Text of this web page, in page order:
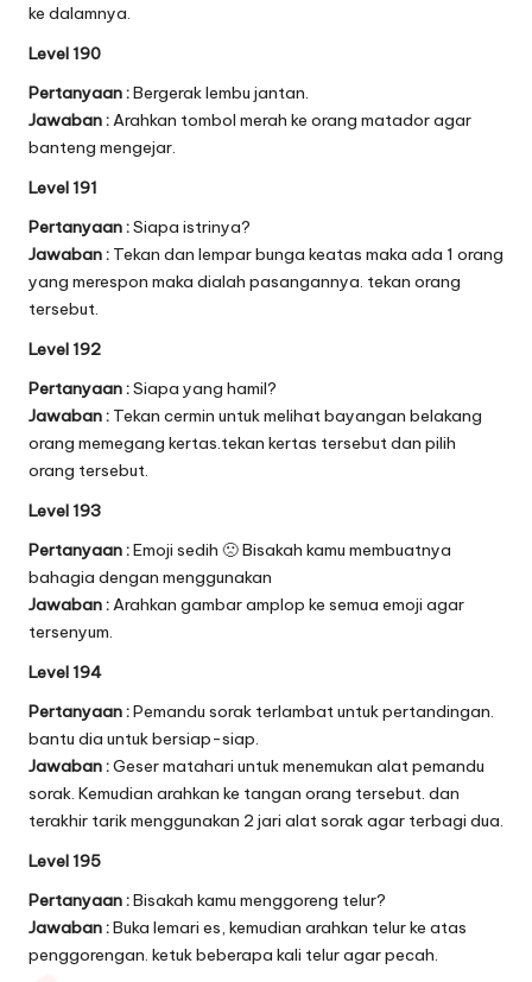
ke dalamnya.
Level 190
Pertanyaan :Bergerak lembu jantan.
Jawaban : Arahkan tombol merah ke orang matador agar
banteng mengejar.
Level 191
Pertanyaan :Siapa istrinya?
Jawaban : Tekan dan lempar bunga keatas maka ada 1 orang
yang merespon maka dialah pasangannya. tekan orang
tersebut.
Level 192
Pertanyaan :Siapa yang hamil?
Jawaban : Tekan cermin untuk melihat bayangan belakang
orang memegang kertas.tekan kertas tersebut dan pilih
orang tersebut.
Level 193
Pertanyaan :Emoji sedih 🙁 Bisakah kamu membuatnya
bahagia dengan menggunakan
Jawaban : Arahkan gambar amplop ke semua emoji agar
tersenyum.
Level 194
Pertanyaan :Pemandu sorak terlambat untuk pertandingan.
bantu dia untuk bersiap-siap.
Jawaban :Geser matahari untuk menemukan alat pemandu
sorak. Kemudian arahkan ke tangan orang tersebut. dan
terakhir tarik menggunakan 2 jari alat sorak agar terbagi dua.
Level 195
Pertanyaan :Bisakah kamu menggoreng telur?
Jawaban :Buka lemari es, kemudian arahkan telur ke atas
penggorengan. ketuk beberapa kali telur agar pecah.